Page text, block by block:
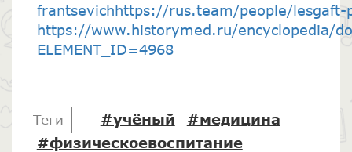
frantsevichhttps://rus.team/people/lesgaft-
https://www.historymed.ru/encyclopedia/
ELEMENT_ID=4968
Теги #учёный
#медицина
#физическоевоспитание